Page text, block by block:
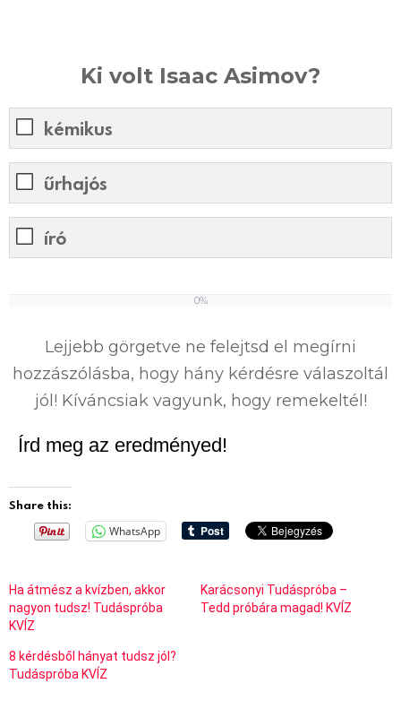
Ki volt Isaac Asimov?
kémikus
űrhajós
író
0%
Lejjebb görgetve ne felejtsd el megírni
hozzászólásba, hogy hány kérdésre válaszoltál
jól! Kíváncsiak vagyunk, hogy remekeltél!
Írd meg az eredményed!
Share this:
WhatsApp
Ha átmész a kvízben, akkor
nagyon tudsz! Tudáspróba
KVÍZ
Karácsonyi Tudáspróba –
Tedd próbára magad! KVÍZ
8 kérdésből hányat tudsz jól?
Tudáspróba KVÍZ